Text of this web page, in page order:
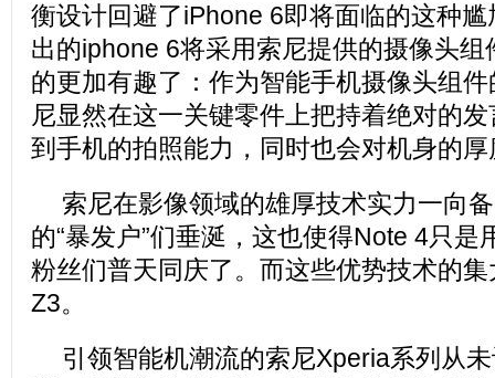
衡设计回避了iPhone 6即将面临的这种
出的iphone 6将采用索尼提供的摄像头
的更加有趣了：作为智能手机摄像头组
尼显然在这一关键零件上把持着绝对的
到手机的拍照能力，同时也会对机身的
索尼在影像领域的雄厚技术实力一向
的“暴发户”们垂涎，这也使得Note 4只是
粉丝们普天同庆了。而这些优势技术的
Z3。
引领智能机潮流的索尼Xperia系列从